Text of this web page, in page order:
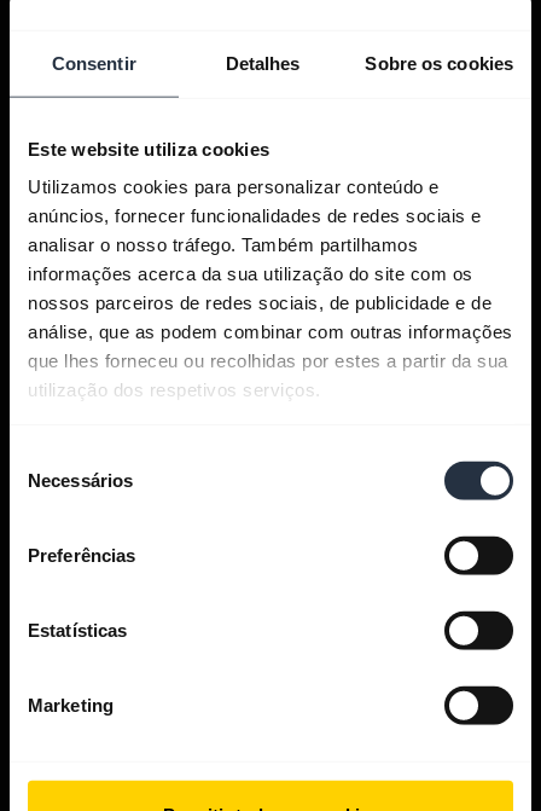
Consentir Detalhes Sobre os cookies
Este website utiliza cookies
Utilizamos cookies para personalizar conteúdo e
anúncios, fornecer funcionalidades de redes sociais e
analisar o nosso tráfego. Também partilhamos
informações acerca da sua utilização do site com os
nossos parceiros de redes sociais, de publicidade e de
análise, que as podem combinar com outras informações
que lhes forneceu ou recolhidas por estes a partir da sua
utilização dos respetivos serviços.
Necessários
Preferências
Estatísticas
Marketing
música.
Dê uma olhada